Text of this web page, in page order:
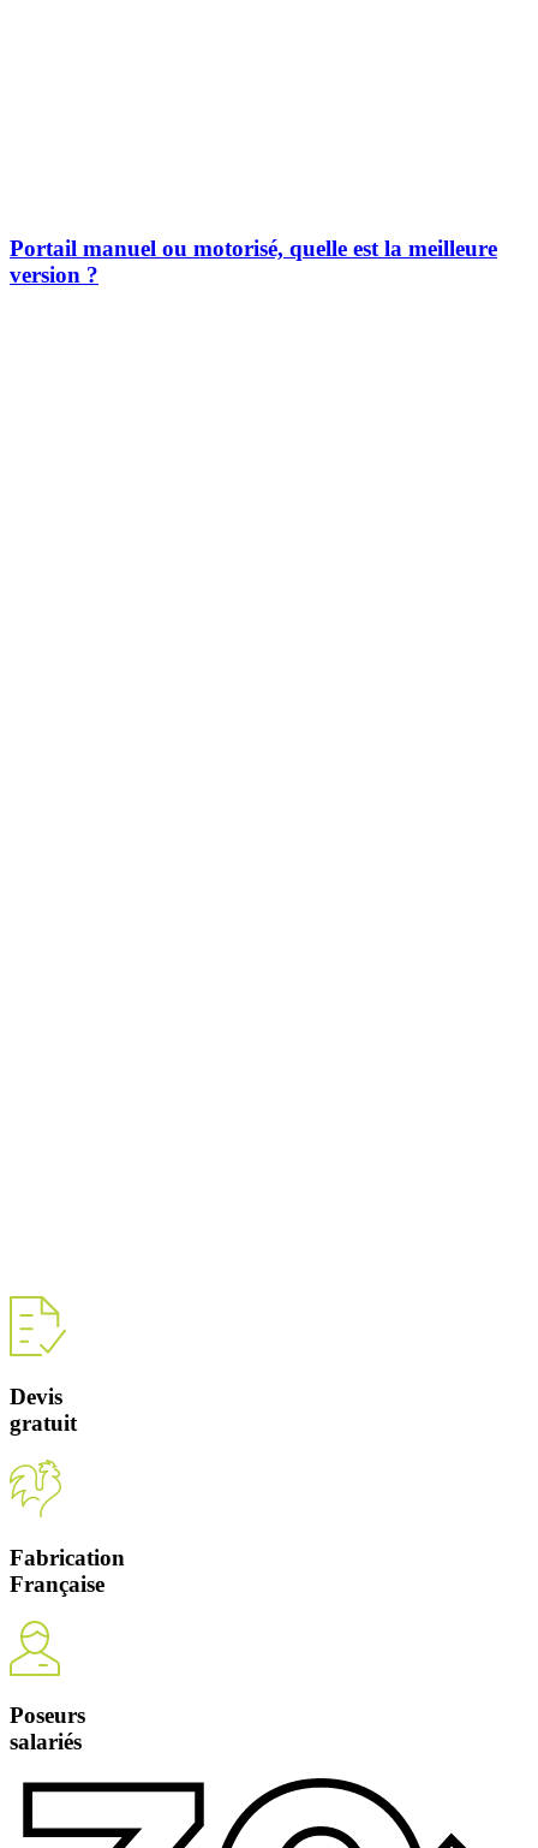
Portail manuel ou motorisé, quelle est la meilleure
version ?
Devis
gratuit
Fabrication
Française
Poseurs
salariés